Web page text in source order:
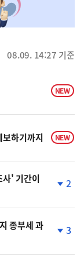
08.09. 14:27 기준
NEW
하기까지 NEW
' 기간이
2
종부세 과
3